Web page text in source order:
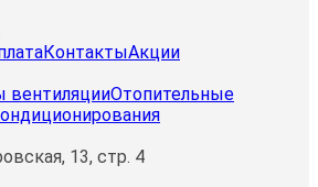
КонтактыАкции
вентиляцииОтопительные
13, стр. 4